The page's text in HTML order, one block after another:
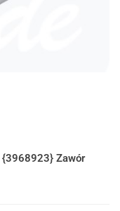
{3968923} Zawór